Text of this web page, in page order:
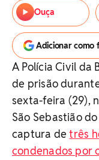
Ouça
Adicionar como
A Polícia Civil da
de prisão
sexta-feira (29),
São Sebastião
captura detrês
condenados por